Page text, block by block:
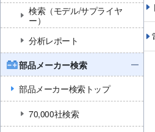
検索（モデル/サプライヤ
ー）
分析レポート
部品メーカー検索
部品メーカー検索トップ
70,000社検索